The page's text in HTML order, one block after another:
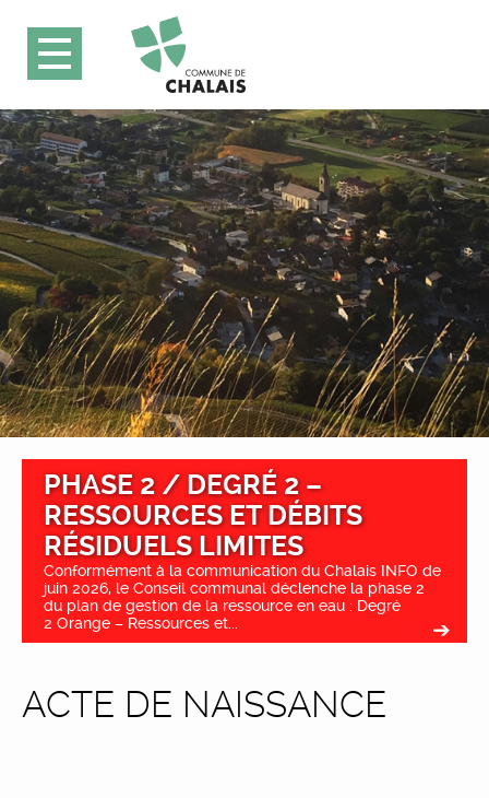
PHASE 2 / DEGRÉ 2 –
RESSOURCES ET DÉBITS
RÉSIDUELS LIMITES
Conformément à la communication du Chalais INFO de
juin 2026, le Conseil communal déclenche la phase 2
du plan de gestion de la ressource en eau : Degré
2 Orange – Ressources et...
ACTE DE NAISSANCE